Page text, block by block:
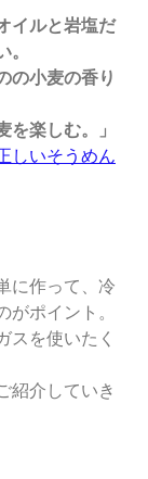
イルと岩塩だ
。
の小麦の香り
を楽しむ。」
しいそうめん
に作って、冷
がポイント。
スを使いたく
紹介していき